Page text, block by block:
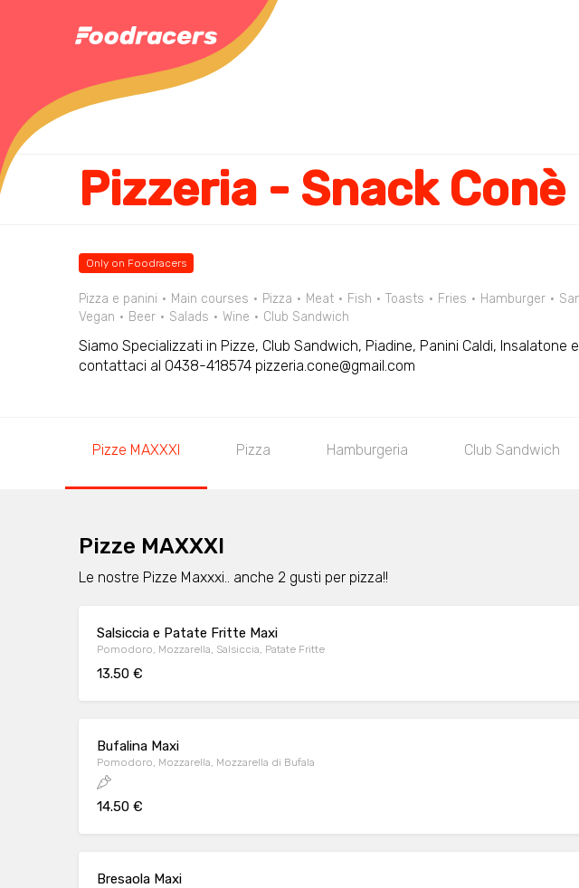
Pizzeria - Snack Conè
Only on Foodracers
Pizza e panini Main courses Pizza Meat Fish Toasts Fries Hamburger
Vegan
Beer Salads Wine Club Sandwich
Siamo Specializzati in Pizze, Club Sandwich, Piadine, Panini Caldi, Insalatone
contattaci al 0438-418574 pizzeria.cone@gmail.com
Pizze MAXXXI Pizza Hamburgeria Club Sandwich
Pizze MAXXXI
Le nostre Pizze Maxxxi.. anche 2 gusti per pizza!!
Salsiccia e Patate Fritte Maxi
Pomodoro, Mozzarella, Salsiccia, Patate Fritte
13.50 €
Bufalina Maxi
Pomodoro, Mozzarella, Mozzarella di Bufala
14.50 €
Bresaola Maxi